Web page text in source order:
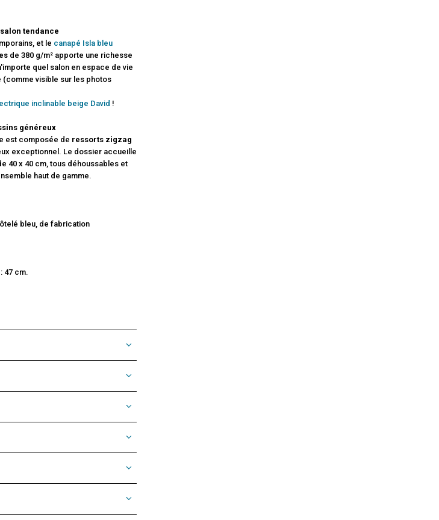
tendance
et le canapé Isla bleu
de 380 g/m² apporte une richesse
quel salon en espace de vie
(comme visible sur les photos
inclinable beige David !
généreux
est composée de ressorts zigzag
exceptionnel. Le dossier accueille
40 x 40 cm, tous déhoussables et
haut de gamme.
bleu, de fabrication
47 cm.